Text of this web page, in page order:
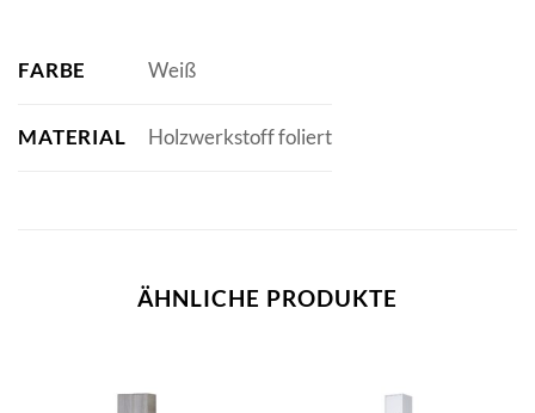
FARBE Weiß
MATERIAL Holzwerkstoff foliert
ÄHNLICHE PRODUKTE